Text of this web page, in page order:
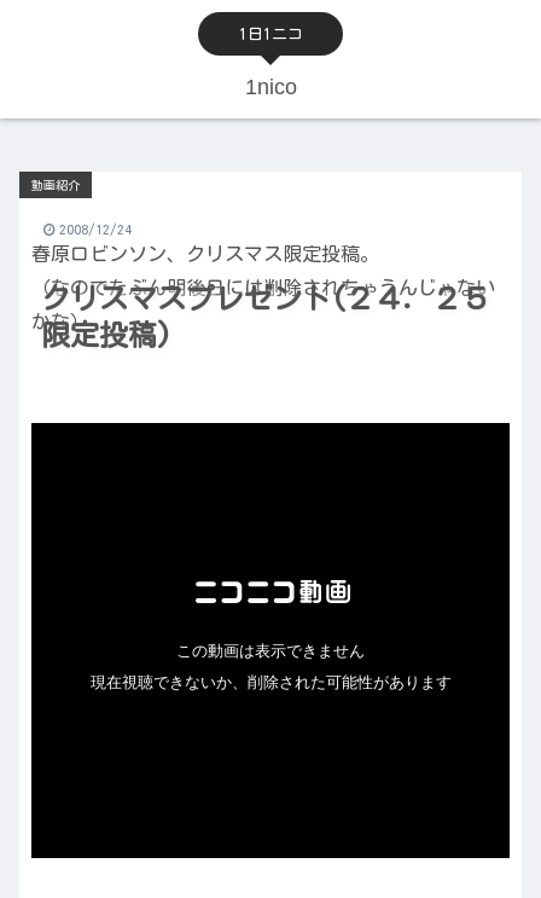
1日1ニコ
1nico
クリスマスプレゼント(２４．２５
限定投稿)
動画紹介
2008/12/24
春原ロビンソン、クリスマス限定投稿。
（なのでたぶん明後日には削除されちゃうんじゃない
かな）